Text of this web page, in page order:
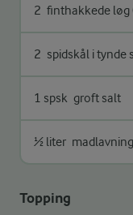
2 finthakkede løg
2 spidskål i tynde
1 spsk groft salt
½ liter
Topping